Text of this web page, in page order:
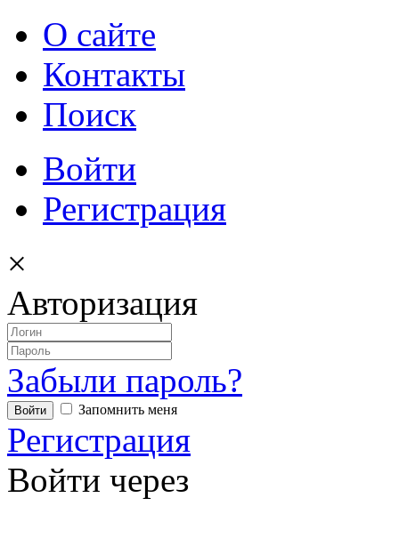
О сайте
Контакты
Поиск
Войти
Регистрация
×
Авторизация
Забыли пароль?
Запомнить меня
Регистрация
Войти через